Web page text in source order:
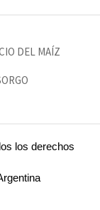
DEL MAÍZ
los derechos